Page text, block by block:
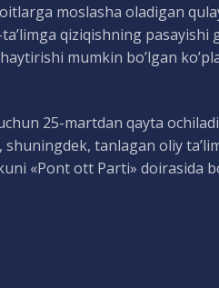
moslasha oladigan
qiziqishning pasayishi
mumkin bo’lgan
25-martdan qayta
tanlagan oliy
«Pont ott Parti» doirasida